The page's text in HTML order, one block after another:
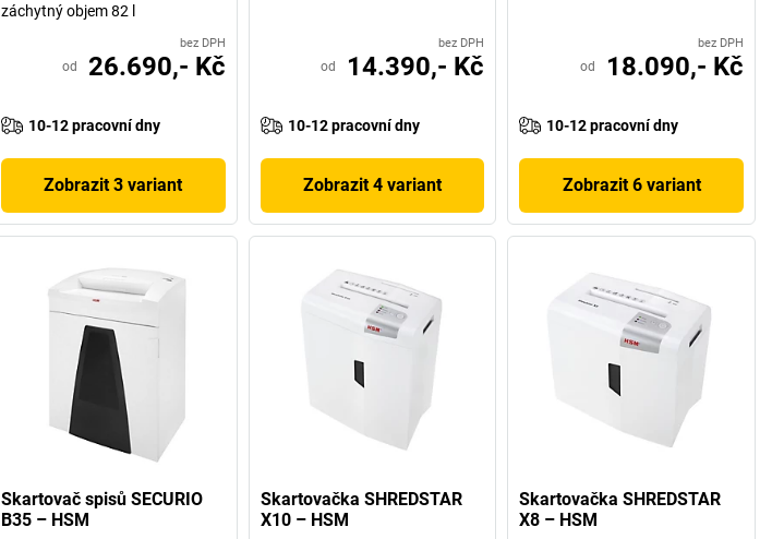
záchytný objem 82 l
bez DPH
od 26.690,- Kč
10-12 pracovní dny
Zobrazit 3 variant
bez DPH
od 14.390,- Kč
10-12 pracovní dny
Zobrazit 4 variant
bez DPH
od 18.090,- Kč
10-12 pracovní dny
Zobrazit 6 variant
Skartovač spisů SECURIO
B35 – HSM
Skartovačka SHREDSTAR
X10 – HSM
Skartovačka SHREDSTAR
X8 – HSM